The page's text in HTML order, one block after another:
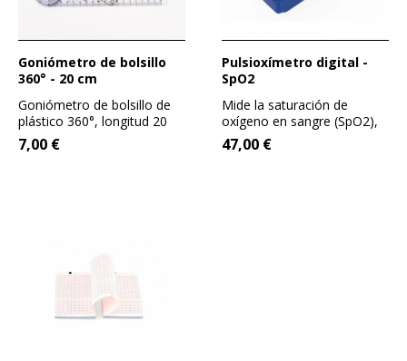
Goniómetro de bolsillo
360° - 20 cm
Goniómetro de bolsillo de
plástico 360°, longitud 20
cm. La referencia para...
7,00 €
Pulsioxímetro digital -
SpO2
Mide la saturación de
oxígeno en sangre (SpO2),
el pulso y el gráfico de...
47,00 €